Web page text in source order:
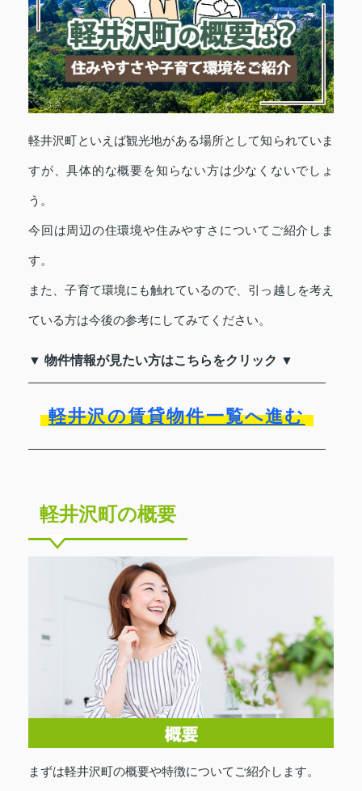
軽井沢町といえば観光地がある場所として知られていま
すが、具体的な概要を知らない方は少なくないでしょ
う。
今回は周辺の住環境や住みやすさについてご紹介しま
す。
また、子育て環境にも触れているので、引っ越しを考え
ている方は今後の参考にしてみてください。
▼ 物件情報が見たい方はこちらをクリック ▼
軽井沢の賃貸物件一覧へ進む
軽井沢町の概要
まずは軽井沢町の概要や特徴についてご紹介します。